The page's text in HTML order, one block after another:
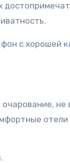
с хорошей
не